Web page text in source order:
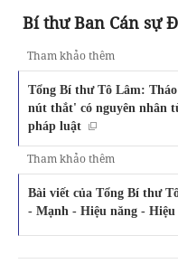
Bí thư Ban Cán sự
Tham khảo thêm
Tổng Bí thư Tô Lâm:
nút thắt' có nguyên nhân
pháp luật
Tham khảo thêm
Bài viết của Tổng Bí thư
- Mạnh - Hiệu năng -